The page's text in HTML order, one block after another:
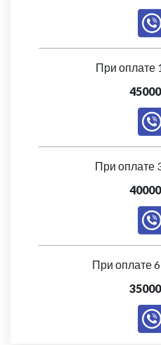
При оплате
При оплате
При оплате